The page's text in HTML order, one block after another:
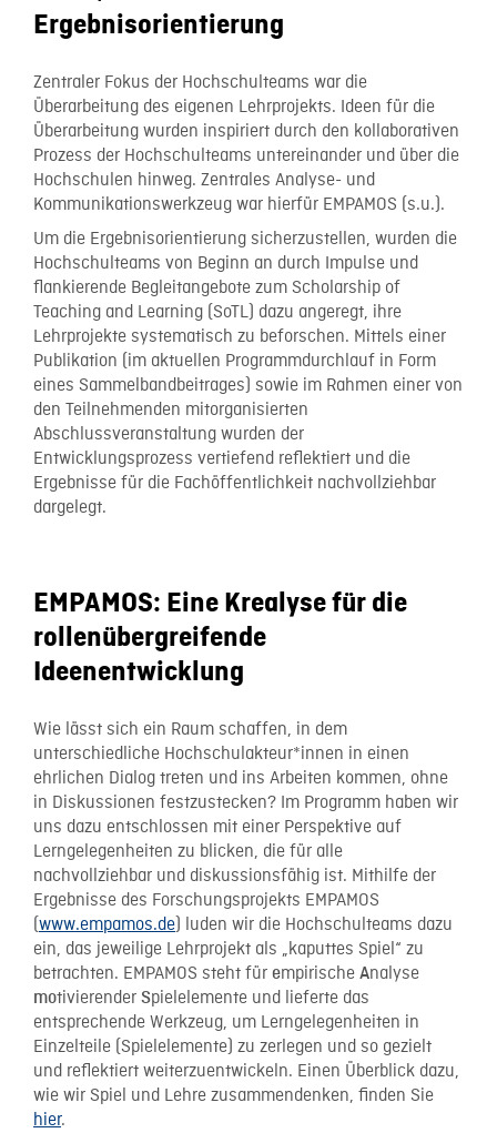
Ergebnisorientierung
Zentraler Fokus der Hochschulteams war die
Überarbeitung des eigenen Lehrprojekts. Ideen für die
Überarbeitung wurden inspiriert durch den kollaborativen
Prozess der Hochschulteams untereinander und über die
Hochschulen hinweg. Zentrales Analyse- und
Kommunikationswerkzeug war hierfür EMPAMOS (s.u.).
Um die Ergebnisorientierung sicherzustellen, wurden die
Hochschulteams von Beginn an durch Impulse und
flankierende Begleitangebote zum Scholarship of
Teaching and Learning (SoTL) dazu angeregt, ihre
Lehrprojekte systematisch zu beforschen. Mittels einer
Publikation (im aktuellen Programmdurchlauf in Form
eines Sammelbandbeitrages) sowie im Rahmen einer von
den Teilnehmenden mitorganisierten
Abschlussveranstaltung wurden der
Entwicklungsprozess vertiefend reflektiert und die
Ergebnisse für die Fachöffentlichkeit nachvollziehbar
dargelegt.
EMPAMOS: Eine Krealyse für die
rollenübergreifende
Ideenentwicklung
Wie lässt sich ein Raum schaffen, in dem
unterschiedliche Hochschulakteur*innen in einen
ehrlichen Dialog treten und ins Arbeiten kommen, ohne
in Diskussionen festzustecken? Im Programm haben wir
uns dazu entschlossen mit einer Perspektive auf
Lerngelegenheiten zu blicken, die für alle
nachvollziehbar und diskussionsfähig ist. Mithilfe der
Ergebnisse des Forschungsprojekts EMPAMOS
(www.empamos.de) luden wir die Hochschulteams dazu
ein, das jeweilige Lehrprojekt als „kaputtes Spiel“ zu
betrachten. EMPAMOS steht für empirische Analyse
motivierender Spielelemente und lieferte das
entsprechende Werkzeug, um Lerngelegenheiten in
Einzelteile (Spielelemente) zu zerlegen und so gezielt
und reflektiert weiterzuentwickeln. Einen Überblick dazu,
wie wir Spiel und Lehre zusammendenken, finden Sie
hier.